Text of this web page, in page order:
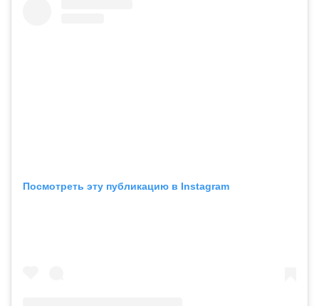
Посмотреть эту публикацию в Instagram